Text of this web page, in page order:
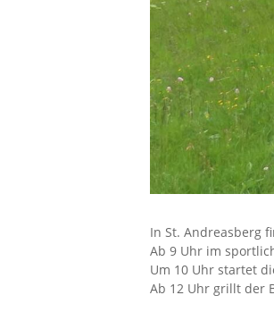
In St. Andreasberg
Ab 9 Uhr im
Um 10 Uhr startet
Ab 12 Uhr grillt der